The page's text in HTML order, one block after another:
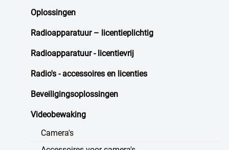
Oplossingen
Radioapparatuur – licentieplichtig
Radioapparatuur - licentievrij
Radio's - accessoires en licenties
Beveiligingsoplossingen
Videobewaking
Camera's